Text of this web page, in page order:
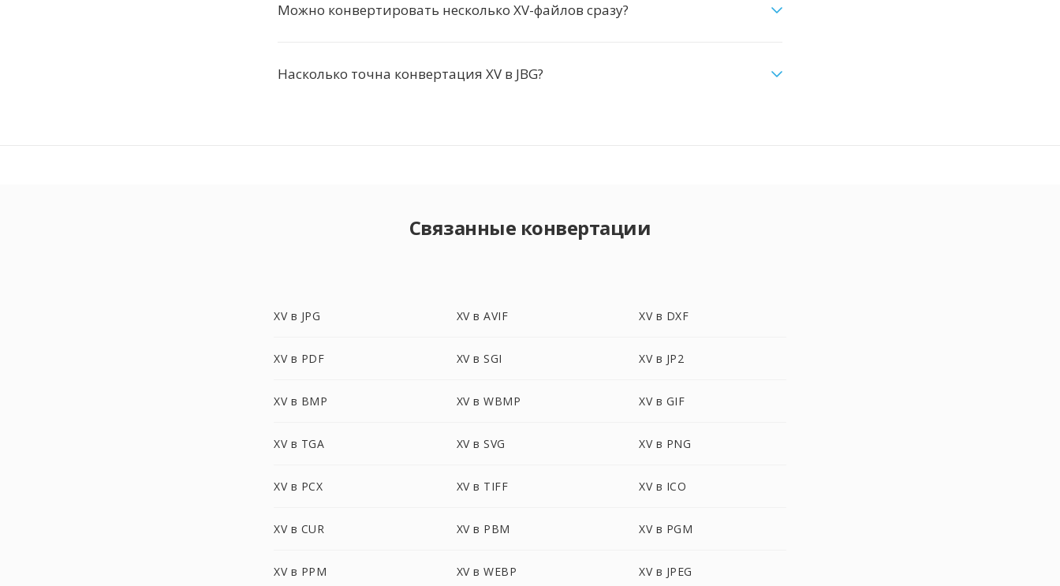
Можно конвертировать несколько XV-файлов сразу?
Насколько точна конвертация XV в JBG?
Связанные конвертации
XV в JPG XV в AVIF XV в DXF
XV в PDF XV в SGI XV в JP2
XV в BMP XV в WBMP XV в GIF
XV в TGA XV в SVG XV в PNG
XV в PCX XV в TIFF XV в ICO
XV в CUR XV в PBM XV в PGM
XV в PPM XV в WEBP XV в JPEG